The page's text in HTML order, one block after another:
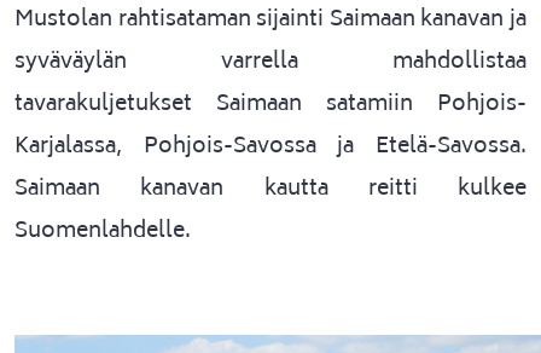
Mustolan rahtisataman sijainti Saimaan kanavan ja
syväväylän varrella mahdollistaa
tavarakuljetukset Saimaan satamiin Pohjois-
Karjalassa, Pohjois-Savossa ja Etelä-Savossa.
Saimaan kanavan kautta reitti kulkee
Suomenlahdelle.